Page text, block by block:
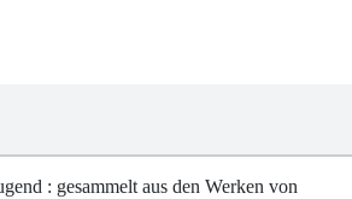
: gesammelt aus den Werken von